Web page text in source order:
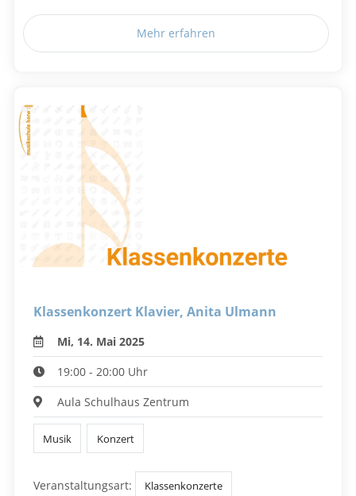
Mehr erfahren
Klassenkonzert Klavier, Anita Ulmann
Mi, 14. Mai 2025
19:00 - 20:00 Uhr
Aula Schulhaus Zentrum
Musik Konzert
Veranstaltungsart: Klassenkonzerte